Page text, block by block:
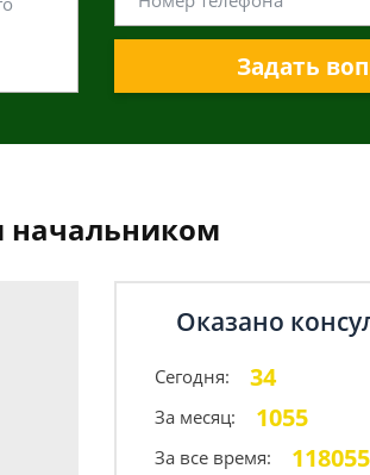
Задать
начальником
Оказано
Сегодня: 34
За месяц: 1055
За все время: 118055